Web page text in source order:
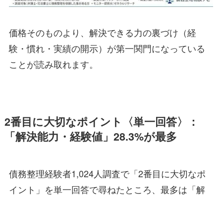
価格そのものより、解決できる力の裏づけ（経
験・慣れ・実績の開示）が第一関門になっている
ことが読み取れます。
2番目に大切なポイント〈単一回答〉：
「解決能力・経験値」28.3%が最多
債務整理経験者1,024人調査で「2番目に大切なポ
イント」を単一回答で尋ねたところ、最多は「解